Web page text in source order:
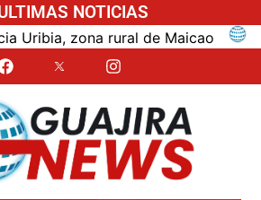
NOTICIAS
zona rural de Maicao